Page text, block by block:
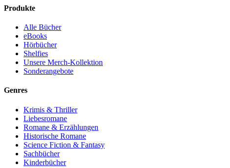
Produkte
Alle Bücher
eBooks
Hörbücher
Shelfies
Unsere Merch-Kollektion
Sonderangebote
Genres
Krimis & Thriller
Liebesromane
Romane & Erzählungen
Historische Romane
Science Fiction & Fantasy
Sachbücher
Kinderbücher